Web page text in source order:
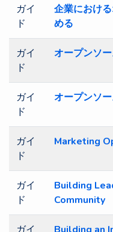
ガイ
ド
企業におけ
める
ガイ
ド
オープンソ
ガイ
ド
オープンソ
ガイ
ド
Marketing
ガイ
ド
Building
Community